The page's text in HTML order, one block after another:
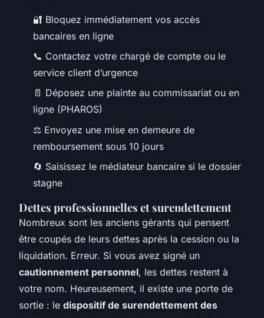
🔐 Bloquez immédiatement vos accès
bancaires en ligne
📞 Contactez votre chargé de compte ou le
service client d’urgence
📄 Déposez une plainte au commissariat ou en
ligne (PHAROS)
⚖️ Envoyez une mise en demeure de
remboursement sous 10 jours
🔄 Saisissez le médiateur bancaire si le dossier
stagne
Dettes professionnelles et surendettement
Nombreux sont les anciens gérants qui pensent
être coupés de leurs dettes après la cession ou la
liquidation. Erreur. Si vous avez signé un
cautionnement personnel, les dettes restent à
votre nom. Heureusement, il existe une porte de
sortie : le dispositif de surendettement des